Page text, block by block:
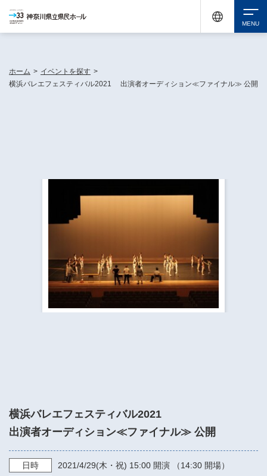
・ イベントカレンダー
休館中の県民ホールについて
・ パイプオルガン
・ 神奈川県民ホールの取り組み
​​​​​​​​​​​​​神奈川県立県民ホール
ギャラリーSNS
ホーム > イベントを探す >
横浜バレエフェスティバル2021 出演者オーディション≪ファイナル≫ 公開
横浜バレエフェスティバル2021
出演者オーディション≪ファイナル≫ 公開
日時 2021/4/29(木・祝) 15:00 開演 （14:30 開場）